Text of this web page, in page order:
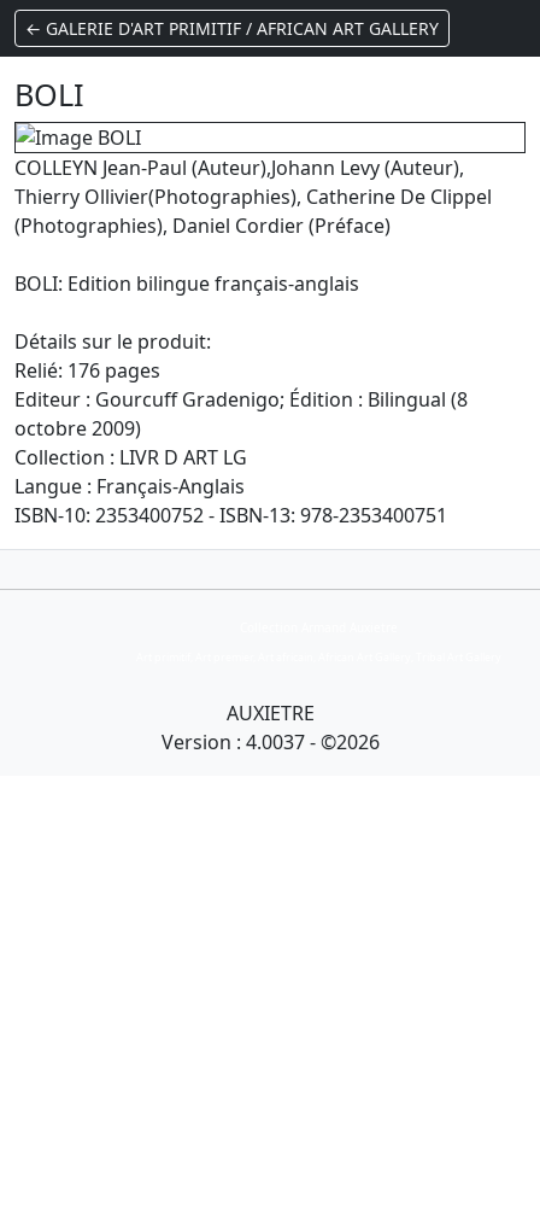
← GALERIE D'ART PRIMITIF / AFRICAN ART GALLERY
BOLI
COLLEYN Jean-Paul (Auteur),Johann Levy (Auteur),
Thierry Ollivier(Photographies), Catherine De Clippel
(Photographies), Daniel Cordier (Préface)
BOLI: Edition bilingue français-anglais
Détails sur le produit:
Relié: 176 pages
Editeur : Gourcuff Gradenigo; Édition : Bilingual (8
octobre 2009)
Collection : LIVR D ART LG
Langue : Français-Anglais
ISBN-10: 2353400752 - ISBN-13: 978-2353400751
AUXIETRE
Version : 4.0037 - ©2026